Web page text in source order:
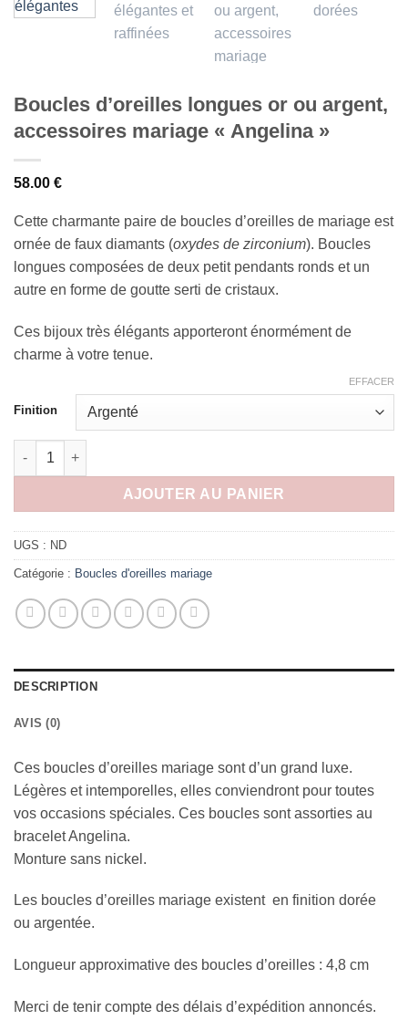
Boucles d’oreilles longues or ou argent,
accessoires mariage « Angelina »
58.00 €
Cette charmante paire de boucles d’oreilles de mariage est
ornée de faux diamants (oxydes de zirconium). Boucles
longues composées de deux petit pendants ronds et un
autre en forme de goutte serti de cristaux.
Ces bijoux très élégants apporteront énormément de
charme à votre tenue.
Finition
EFFACER
quantité de Boucles d’oreilles longues or ou argent,
AJOUTER AU PANIER
UGS : ND
Catégorie : Boucles d'oreilles mariage
DESCRIPTION
AVIS (0)
Ces boucles d’oreilles mariage sont d’un grand luxe.
Légères et intemporelles, elles conviendront pour toutes
vos occasions spéciales. Ces boucles sont assorties au
bracelet Angelina.
Monture sans nickel.
Les boucles d’oreilles mariage existent en finition dorée
ou argentée.
Longueur approximative des boucles d’oreilles : 4,8 cm
Merci de tenir compte des délais d’expédition annoncés.